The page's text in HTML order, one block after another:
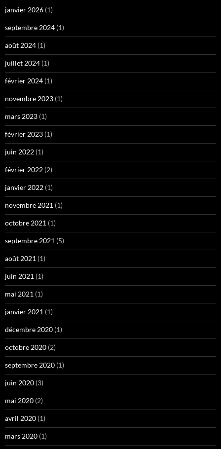
janvier 2026 (1)
septembre 2024 (1)
août 2024 (1)
juillet 2024 (1)
février 2024 (1)
novembre 2023 (1)
mars 2023 (1)
février 2023 (1)
juin 2022 (1)
février 2022 (2)
janvier 2022 (1)
novembre 2021 (1)
octobre 2021 (1)
septembre 2021 (5)
août 2021 (1)
juin 2021 (1)
mai 2021 (1)
janvier 2021 (1)
décembre 2020 (1)
octobre 2020 (2)
septembre 2020 (1)
juin 2020 (3)
mai 2020 (2)
avril 2020 (1)
mars 2020 (1)